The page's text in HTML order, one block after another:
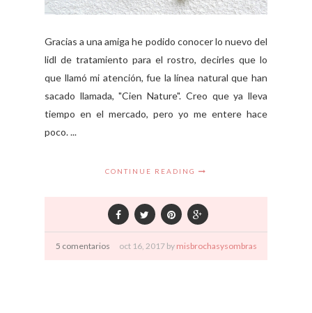
Gracias a una amiga he podido conocer lo nuevo del
lidl de tratamiento para el rostro, decirles que lo
que llamó mi atención, fue la línea natural que han
sacado llamada, "Cien Nature". Creo que ya lleva
tiempo en el mercado, pero yo me entere hace
poco. ...
CONTINUE READING
5 comentarios oct 16, 2017 by misbrochasysombras